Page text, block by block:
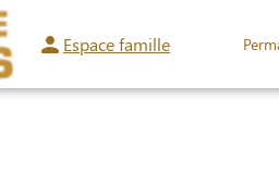
Espace famille